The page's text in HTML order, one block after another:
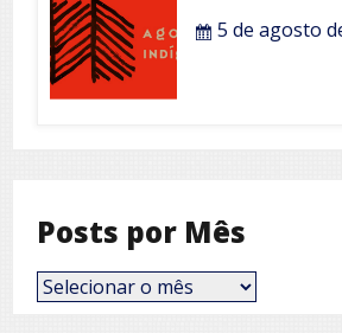
5 de agosto
Posts por Mês
Posts
por